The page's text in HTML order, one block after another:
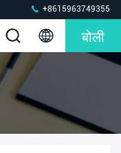
+8615963749355
बोली